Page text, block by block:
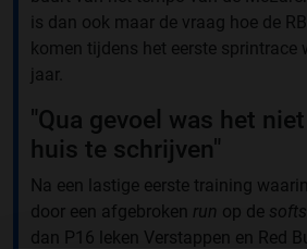
is dan ook maar de vraag hoe de
komen tijdens het eerste sprintrace
jaar.
"Qua gevoel was het
huis te schrijven"
Na een lastige eerste training
door een afgebroken run op de softs
dan P16 leken Verstappen en Red